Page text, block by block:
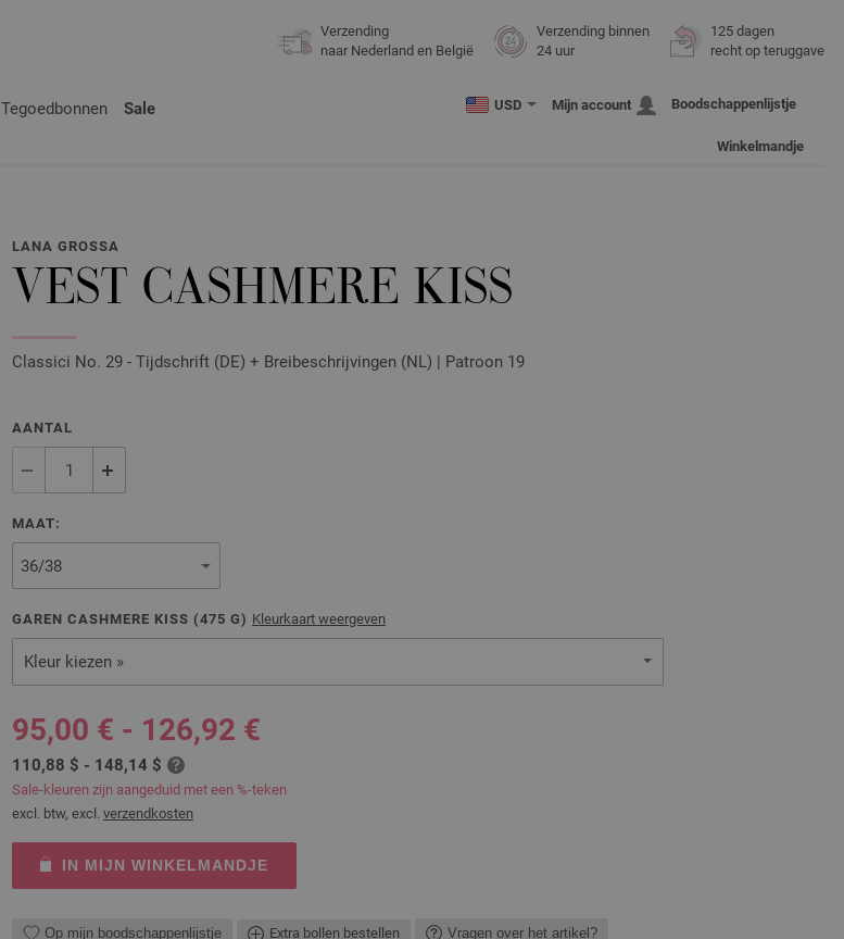
Verzending
naar Nederland en België
Verzending binnen
24 uur
125 dagen
recht op teruggave
Tegoedbonnen Sale USD Mijn account Boodschappenlijstje
Winkelmandje
LANA GROSSA
VEST CASHMERE KISS
Classici No. 29 - Tijdschrift (DE) + Breibeschrijvingen (NL) | Patroon 19
AANTAL
MAAT:
GAREN CASHMERE KISS (475 G) Kleurkaart weergeven
Kleur kiezen »
95,00 € - 126,92 €
110,88 $ - 148,14 $
Sale-kleuren zijn aangeduid met een %-teken
excl. btw, excl. verzendkosten
IN MIJN WINKELMANDJE
Op mijn boodschappenlijstje Extra bollen bestellen Vragen over het artikel?